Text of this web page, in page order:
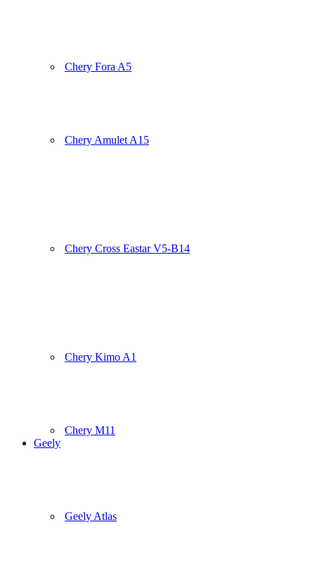
Chery Fora A5
Chery Amulet A15
Chery Cross Eastar V5-B14
Chery Kimo A1
Chery M11
Geely
Geely Atlas